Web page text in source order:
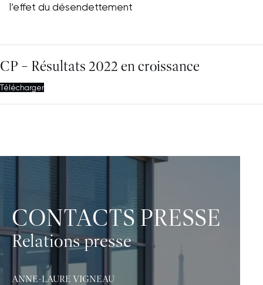
l’effet du désendettement
CP – Résultats 2022 en croissance
Télécharger
CONTACTS PRESSE
Relations presse
ANNE-LAURE VIGNEAU